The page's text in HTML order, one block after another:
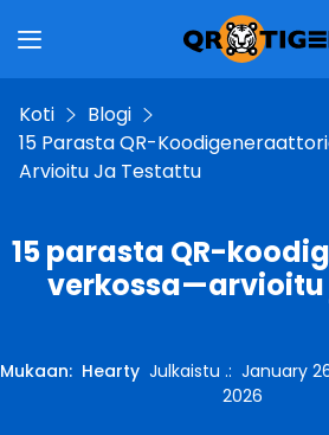
Koti
Blogi
15 Parasta QR-
Arvioitu Ja Testattu
15 parasta QR-
Mukaan: Hearty Julkaistu .:January
2026